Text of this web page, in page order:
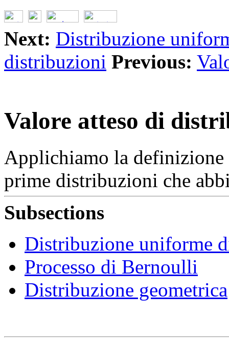
Next: Distribuzione
distribuzioni Previous:
Valore atteso di
Applichiamo la definizione
prime distribuzioni che
Subsections
Distribuzione uniforme
Processo di Bernoulli
Distribuzione geometrica